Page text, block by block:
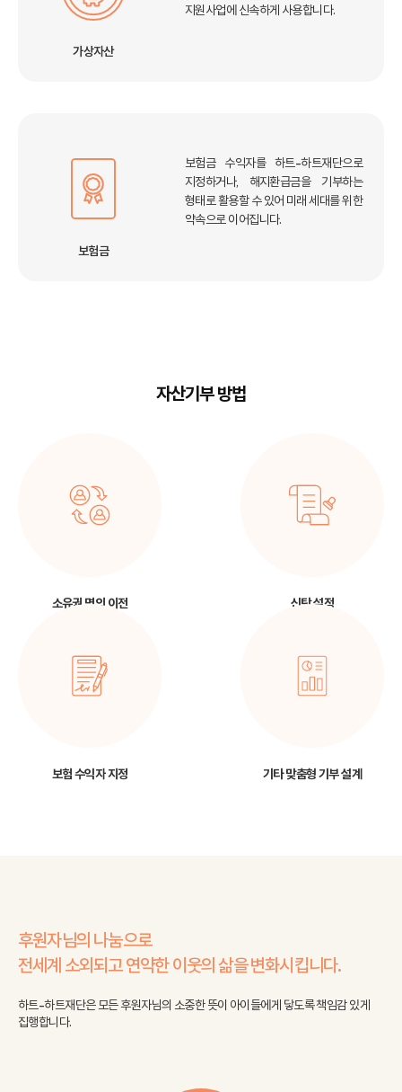
가상자산
지원사업에 신속하게 사용합니다.
보험금
보험금 수익자를 하트-하트재단으로
지정하거나, 해지환급금을 기부하는
형태로 활용할 수 있어 미래 세대를 위한
약속으로 이어집니다.
자산기부 방법
소유권 명의 이전 신탁 설정
보험 수익자 지정 기타 맞춤형 기부 설계
후원자님의 나눔으로
전세계 소외되고 연약한 이웃의 삶을 변화시킵니다.
하트-하트재단은 모든 후원자님의 소중한 뜻이 아이들에게 닿도록 책임감 있게
집행합니다.